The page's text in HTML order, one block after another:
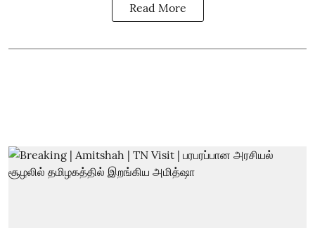
Read More